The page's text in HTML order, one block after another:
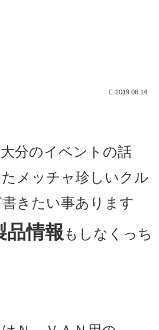
2019.06.14
分のイベントの話
メッチャ珍しいクル
きたい事あります
品情報 もしなくっち